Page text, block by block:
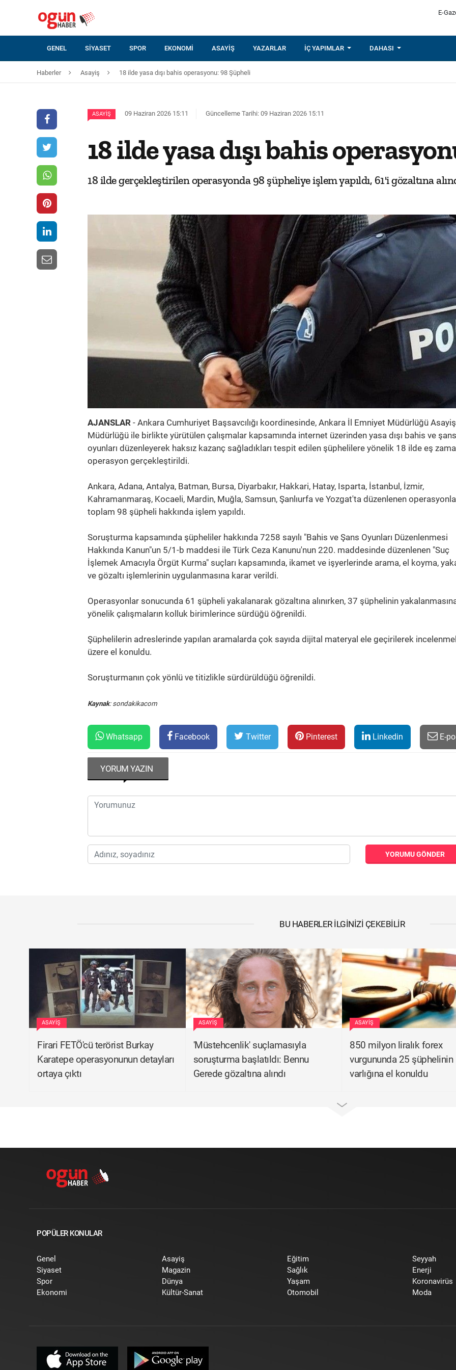
E-
GENEL SIYASET SPOR EKONOMI ASAYIŞ YAZARLAR İÇ YAPIMLAR DAHASI
Haberler Asayiş 18 ilde yasa dışı bahis operasyonu: 98 Şüpheli
ASAYIŞ 09 Haziran 2026 15:11 Güncelleme Tarihi: 09 Haziran 2026 15:11
18 ilde yasa dışı bahis
18 ilde gerçekleştirilen operasyonda 98 şüpheliye işlem yapıldı, 61'i gözaltına
AJANSLAR - Ankara Cumhuriyet Başsavcılığı koordinesinde, Ankara İl Emniyet Müdürlüğü
Müdürlüğü ile birlikte yürütülen çalışmalar kapsamında internet üzerinden yasa dışı bahis ve şans
oyunları düzenleyerek haksız kazanç sağladıkları tespit edilen şüphelilere yönelik 18 ilde eş
operasyon gerçekleştirildi.
Ankara, Adana, Antalya, Batman, Bursa, Diyarbakır, Hakkari, Hatay, Isparta, İstanbul, İzmir,
Kahramanmaraş, Kocaeli, Mardin, Muğla, Samsun, Şanlıurfa ve Yozgat'ta düzenlenen
toplam 98 şüpheli hakkında işlem yapıldı.
Soruşturma kapsamında şüpheliler hakkında 7258 sayılı "Bahis ve Şans Oyunları Düzenlenmesi
Hakkında Kanun"un 5/1-b maddesi ile Türk Ceza Kanunu'nun 220. maddesinde düzenlenen "Suç
İşlemek Amacıyla Örgüt Kurma" suçları kapsamında, ikamet ve işyerlerinde arama, el koyma,
ve gözaltı işlemlerinin uygulanmasına karar verildi.
Operasyonlar sonucunda 61 şüpheli yakalanarak gözaltına alınırken, 37 şüphelinin
yönelik çalışmaların kolluk birimlerince sürdüğü öğrenildi.
Şüphelilerin adreslerinde yapılan aramalarda çok sayıda dijital materyal ele geçirilerek
üzere el konuldu.
Soruşturmanın çok yönlü ve titizlikle sürdürüldüğü öğrenildi.
Kaynak: sondakikacom
Whatsapp Facebook Twitter Pinterest Linkedin E-
YORUM YAZIN
YORUMU GÖNDER
BU HABERLER İLGINIZI ÇEKEBILIR
ASAYIŞ
Firari FETÖ'cü terörist Burkay
Karatepe operasyonunun detayları
ortaya çıktı
ASAYIŞ
'Müstehcenlik' suçlamasıyla
soruşturma başlatıldı: Bennu
Gerede gözaltına alındı
ASAYIŞ
850 milyon liralık forex
vurgununda 25 şüphelinin
varlığına el konuldu
POPÜLER KONULAR
Genel
Siyaset
Spor
Ekonomi
Asayiş
Magazin
Dünya
Kültür-Sanat
Eğitim
Sağlık
Yaşam
Otomobil
Seyyah
Enerji
Koronavirüs
Moda